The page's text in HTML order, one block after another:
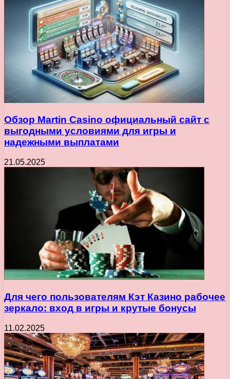
Обзор Martin Casino официальный сайт с
выгодными условиями для игры и
надежными выплатами
21.05.2025
Для чего пользователям Кэт Казино рабочее
зеркало: вход в игры и крутые бонусы
11.02.2025